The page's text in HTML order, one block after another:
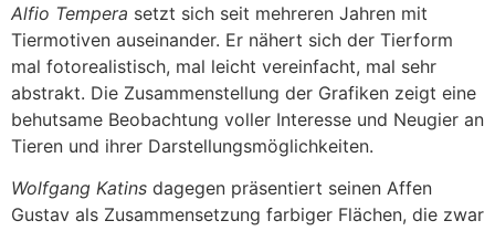
Alfio Tempera setzt sich seit mehreren Jahren mit
Tiermotiven auseinander. Er nähert sich der Tierform
mal fotorealistisch, mal leicht vereinfacht, mal sehr
abstrakt. Die Zusammenstellung der Grafiken zeigt eine
behutsame Beobachtung voller Interesse und Neugier an
Tieren und ihrer Darstellungsmöglichkeiten.
Wolfgang Katins dagegen präsentiert seinen Affen
Gustav als Zusammensetzung farbiger Flächen, die zwar